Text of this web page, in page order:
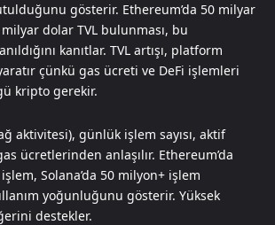
gösterir. Ethereum’da 50 milyar
milyar dolar TVL bulunması, bu
kanıtlar. TVL artışı, platform
çünkü gas ücreti ve DeFi işlemleri
kripto gerekir.
aktivitesi), günlük işlem sayısı, aktif
ücretlerinden anlaşılır. Ethereum’da
Solana’da 50 milyon+ işlem
yoğunluğunu gösterir. Yüksek
destekler.